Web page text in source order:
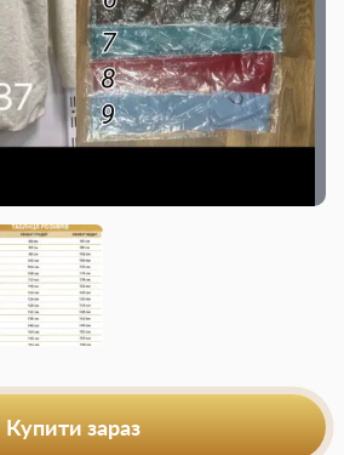
Купити зараз